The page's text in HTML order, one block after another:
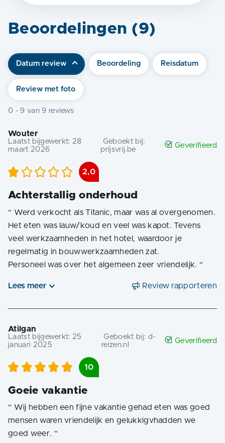
Beoordelingen (9)
Datum review Beoordeling Reisdatum
Review met foto
0 - 9 van 9 reviews
Wouter
Laatst bijgewerkt: 28
maart 2026
Geboekt bij:
prijsvrij.be
Geverifieerd
2,0
Achterstallig onderhoud
“ Werd verkocht als Titanic, maar was al overgenomen.
Het eten was lauw/koud en veel was kapot. Tevens
veel werkzaamheden in het hotel, waardoor je
regelmatig in bouwwerkzaamheden zat.
Personeel was over het algemeen zeer vriendelijk. “
Lees meer Review rapporteren
Atilgan
Laatst bijgewerkt: 25
januari 2025
Geboekt bij: d-
reizen.nl
Geverifieerd
10
Goeie vakantie
“ Wij hebben een fijne vakantie gehad eten was goed
mensen waren vriendelijk en gelukkigvhadden we
goed weer. “